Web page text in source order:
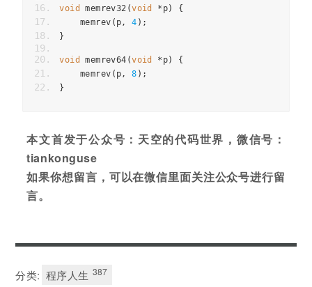
void memrev32 (void * p)
{
    memrev
( p, 4 );
}
void memrev64 (void * p)
{
    memrev
( p, 8 );
}
本文首发于公众号：天空的代码世界，微信号：
tiankonguse
如果你想留言，可以在微信里面关注公众号进行留
言。
分类: 程序人生 387